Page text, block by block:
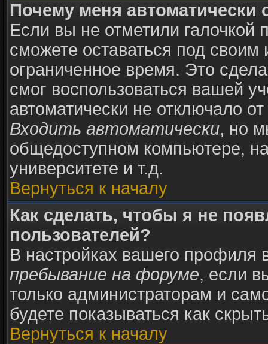
Почему меня автоматически
Если вы не отметили галочкой
сможете оставаться под
ограниченное время. Это
смог воспользоваться вашей
автоматически не отключало
Входить автоматически, но
общедоступном компьютере,
университете и т.д.
Вернуться к началу
Как сделать, чтобы я не
пользователей?
В настройках вашего
пребывание на форуме, если
только администраторам и
будете показываться как
Вернуться к началу